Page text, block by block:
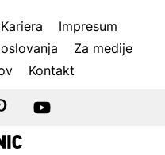
Kariera
Impresum
Za medije
Kontakt